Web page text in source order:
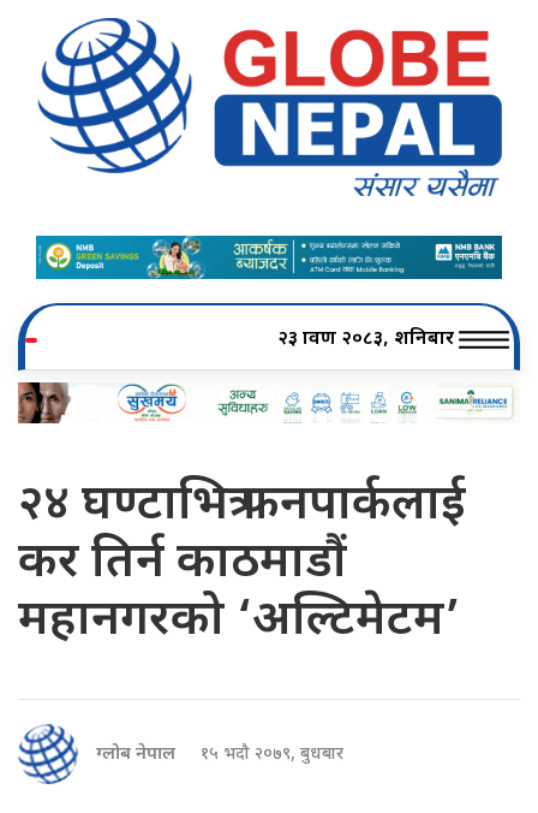
२३ श्रावण २०८३, शनिबार
२४ घण्टाभित्र फनपार्कलाई
कर तिर्न काठमाडौं
महानगरको ‘अल्टिमेटम’
ग्लोब नेपाल १५ भदौ २०७९, बुधबार